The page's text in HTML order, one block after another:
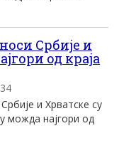
Србије и
од краја
и Хрватске су
можда најгори од